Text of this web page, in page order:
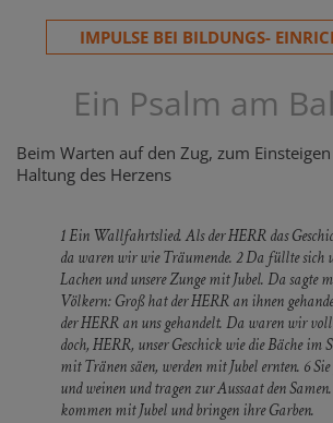
IMPULSE BEI BILDUNGS-
Ein Psalm am
Beim Warten auf den Zug, zum
Haltung des Herzens
1 Ein Wallfahrtslied. Als der HERR das
da waren wir wie Träumende. 2 Da füllte sich
Lachen und unsere Zunge mit Jubel. Da sagte
Völkern: Groß hat der HERR an ihnen
der HERR an uns gehandelt. Da waren wir voll
doch, HERR, unser Geschick wie die Bäche im
mit Tränen säen, werden mit Jubel ernten. 6 Sie
und weinen und tragen zur Aussaat den
kommen mit Jubel und bringen ihre Garben.